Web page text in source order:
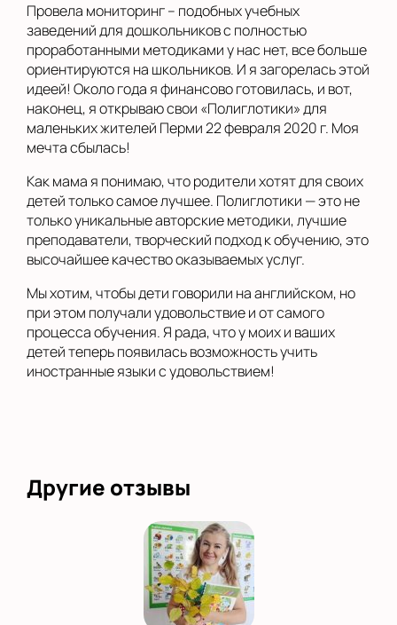
Провела мониторинг – подобных учебных
заведений для дошкольников с полностью
проработанными методиками у нас нет, все больше
ориентируются на школьников. И я загорелась этой
идеей! Около года я финансово готовилась, и вот,
наконец, я открываю свои «Полиглотики» для
маленьких жителей Перми 22 февраля 2020 г. Моя
мечта сбылась!
Как мама я понимаю, что родители хотят для своих
детей только самое лучшее. Полиглотики — это не
только уникальные авторские методики, лучшие
преподаватели, творческий подход к обучению, это
высочайшее качество оказываемых услуг.
Мы хотим, чтобы дети говорили на английском, но
при этом получали удовольствие и от самого
процесса обучения. Я рада, что у моих и ваших
детей теперь появилась возможность учить
иностранные языки с удовольствием!
Другие отзывы